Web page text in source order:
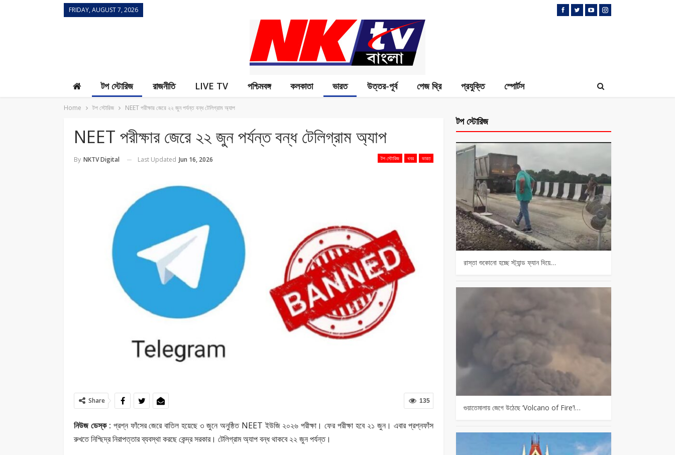
FRIDAY, AUGUST 7, 2026
টপ স্টোরিজ রাজনীতি LIVE TV পশ্চিমবঙ্গ কলকাতা ভারত উত্তর-পূর্ব পেজ থ্রি প্রযুক্তি স্পোর্টস
Home টপ স্টোরিজ NEET পরীক্ষার জেরে ২২ জুন পর্যন্ত বন্ধ টেলিগ্রাম অ্যাপ
NEET পরীক্ষার জেরে ২২ জুন পর্যন্ত বন্ধ টেলিগ্রাম অ্যাপ
টপ স্টোরিজ খবর ভারত
By NKTV Digital Last Updated Jun 16, 2026
135
Share
নিউজ ডেস্ক : প্রশ্ন ফাঁসের জেরে বাতিল হয়েছে ৩ জুনে অনুষ্ঠিত NEET ইউজি ২০২৬ পরীক্ষা। ফের পরীক্ষা হবে ২১ জুন। এবার প্রশ্নফাঁস
রুখতে নিশ্ছিদ্র নিরাপত্তার ব্যবস্থা করছে কেন্দ্র সরকার। টেলিগ্রাম অ্যাপ বন্ধ থাকবে ২২ জুন পর্যন্ত।
টপ স্টোরিজ
রাস্তা শুকোনো হচ্ছে স্ট্যান্ড ফ্যান দিয়ে…
গুয়াতেমালায় জেগে উঠেছে ‘Volcano of Fire’!…